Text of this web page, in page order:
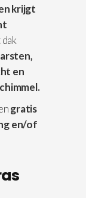
krijgt
en
gratis
en/of